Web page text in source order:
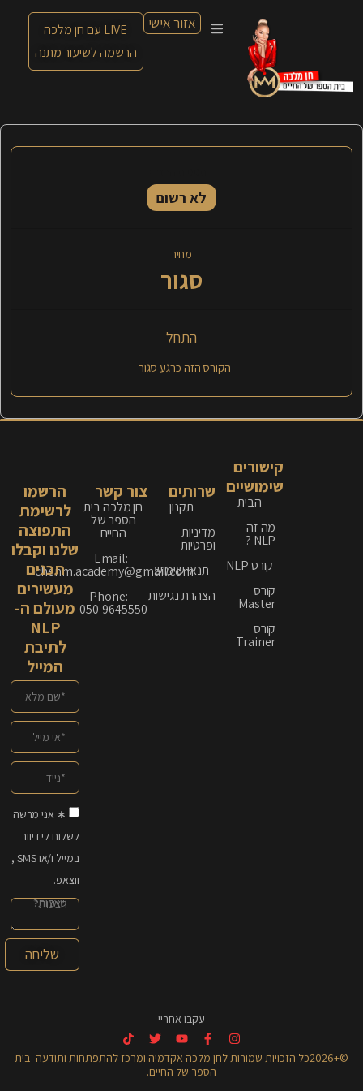
אזור אישי
LIVE עם חן מלכה
הרשמה לשיעור מתנה
לא רשום
מחיר
סגור
התחל
הקורס הזה כרגע סגור
קישורים
שימושיים
הבית
מה זה
NLP ?
קורס NLP
קורס
Master
קורס
Trainer
שרותים
תקנון
מדיניות
ופרטיות
תנאי שימוש
הצהרת נגישות
צור קשר
חן מלכה בית
הספר של
החיים
Email:
chenm.academy@gmail.com
Phone:
050-9645550
הרשמו
לרשימת
התפוצה
שלנו וקבלו
תכנים
מעשירים
מעולם ה-
NLP
לתיבת
המייל
∗ אני מרשה
לשלוח לי דיוור
במייל ו/או SMS ,
ווצאפ.
שליחה
עקבו אחריי
©+2026כל הזכויות שמורות לחן מלכה אקדמיה ומרכז להתפתחות ותודעה -בית
הספר של החיים.